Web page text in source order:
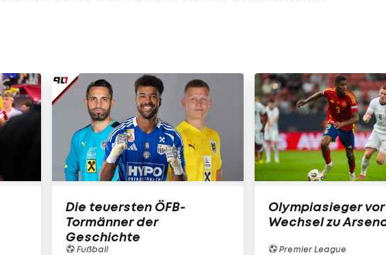
Die teuersten ÖFB-
Tormänner der
Geschichte
Fußball
Olympiasieger vor
Wechsel zu
Premier League